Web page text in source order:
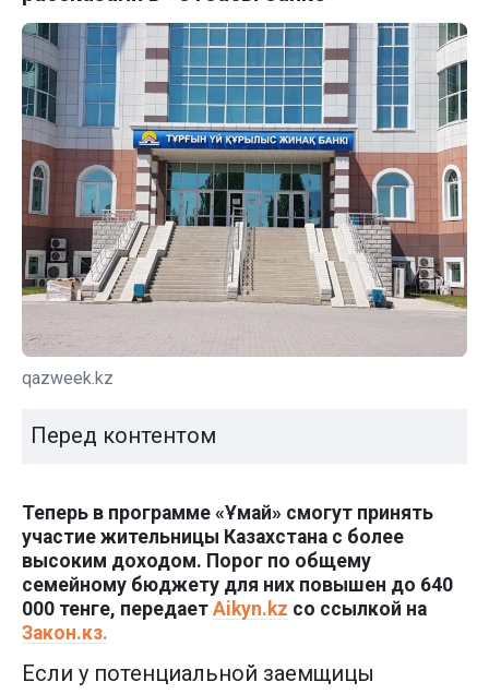
qazweek.kz
Перед контентом
Теперь в программе «Ұмай» смогут принять
участие жительницы Казахстана с более
высоким доходом. Порог по общему
семейному бюджету для них повышен до 640
000 тенге, передает Aikyn.kz со ссылкой на
Закон.кз.
Если у потенциальной заемщицы